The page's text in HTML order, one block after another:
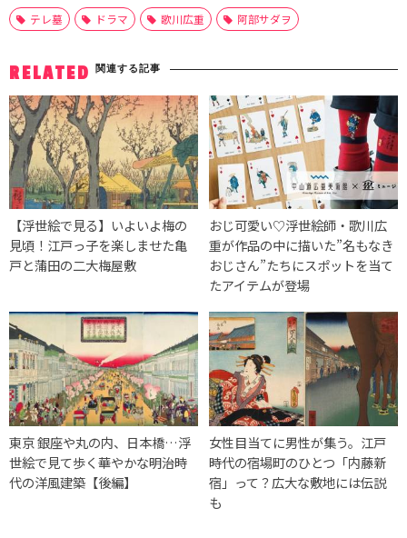
テレ墓 ドラマ 歌川広重 阿部サダヲ
RELATED 関連する記事
【浮世絵で見る】いよいよ梅の
見頃！江戸っ子を楽しませた亀
戸と蒲田の二大梅屋敷
おじ可愛い♡浮世絵師・歌川広
重が作品の中に描いた”名もなき
おじさん”たちにスポットを当て
たアイテムが登場
東京 銀座や丸の内、日本橋…浮
世絵で見て歩く華やかな明治時
代の洋風建築【後編】
女性目当てに男性が集う。江戸
時代の宿場町のひとつ「内藤新
宿」って？広大な敷地には伝説
も